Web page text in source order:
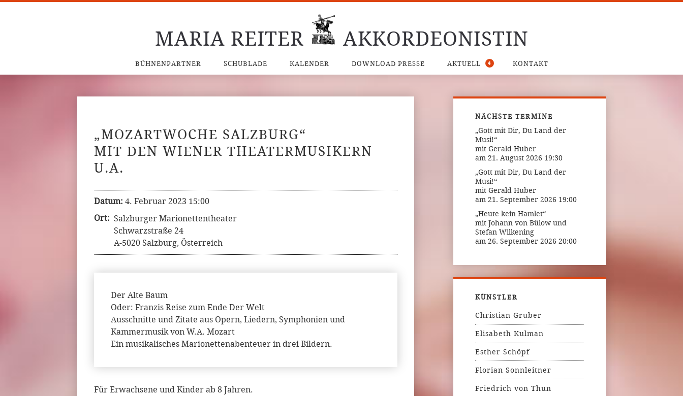
MARIA REITER AKKORDEONISTIN
BÜHNENPARTNER SCHUBLADE KALENDER DOWNLOAD PRESSE AKTUELL 4 KONTAKT
„MOZARTWOCHE SALZBURG“
MIT DEN WIENER THEATERMUSIKERN
U.A.
Datum: 4. Februar 2023 15:00
Ort: Salzburger Marionettentheater
Schwarzstraße 24
A-5020 Salzburg, Österreich
Der Alte Baum
Oder: Franzis Reise zum Ende Der Welt
Ausschnitte und Zitate aus Opern, Liedern, Symphonien und
Kammermusik von W.A. Mozart
Ein musikalisches Marionettenabenteuer in drei Bildern.
Für Erwachsene und Kinder ab 8 Jahren.
NÄCHSTE TERMINE
„Gott mit Dir, Du Land der
Musi!“
mit Gerald Huber
am 21. August 2026 19:30
„Gott mit Dir, Du Land der
Musi!“
mit Gerald Huber
am 21. September 2026 19:00
„Heute kein Hamlet“
mit Johann von Bülow und
Stefan Wilkening
am 26. September 2026 20:00
KÜNSTLER
Christian Gruber
Elisabeth Kulman
Esther Schöpf
Florian Sonnleitner
Friedrich von Thun